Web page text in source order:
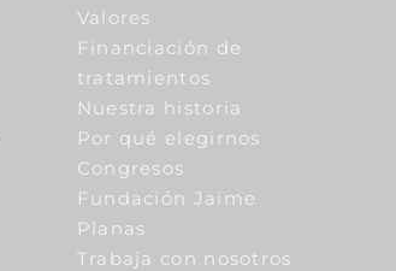
Valores
Financiación de
tratamientos
Nuestra historia
Por qué elegirnos
Congresos
Fundación Jaime
Planas
Trabaja con nosotros